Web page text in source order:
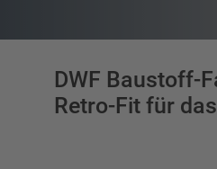
DWF Baustoff-
Retro-Fit für
Kragarmregal für Langgut
Weitere Kragarmregale